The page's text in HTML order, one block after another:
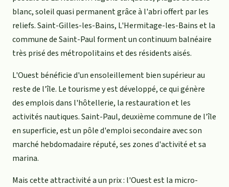
blanc, soleil quasi permanent grâce à l'abri offert par les
reliefs. Saint-Gilles-les-Bains, L'Hermitage-les-Bains et la
commune de Saint-Paul forment un continuum balnéaire
très prisé des métropolitains et des résidents aisés.
L'Ouest bénéficie d'un ensoleillement bien supérieur au
reste de l'île. Le tourisme y est développé, ce qui génère
des emplois dans l'hôtellerie, la restauration et les
activités nautiques. Saint-Paul, deuxième commune de l'île
en superficie, est un pôle d'emploi secondaire avec son
marché hebdomadaire réputé, ses zones d'activité et sa
marina.
Mais cette attractivité a un prix : l'Ouest est la micro-